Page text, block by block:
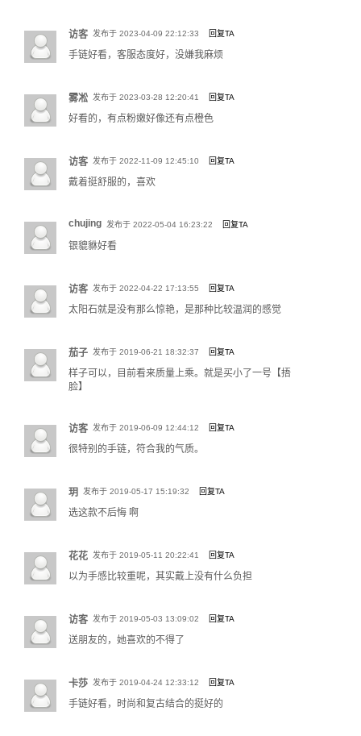
访客 发布于 2023-04-09 22:12:33 回复TA
手链好看，客服态度好，没嫌我麻烦
雾凇 发布于 2023-03-28 12:20:41 回复TA
好看的，有点粉嫩好像还有点橙色
访客 发布于 2022-11-09 12:45:10 回复TA
戴着挺舒服的，喜欢
chujing 发布于 2022-05-04 16:23:22 回复TA
银貔貅好看
访客 发布于 2022-04-22 17:13:55 回复TA
太阳石就是没有那么惊艳，是那种比较温润的感觉
茄子 发布于 2019-06-21 18:32:37 回复TA
样子可以，目前看来质量上乘。就是买小了一号【捂
脸】
访客 发布于 2019-06-09 12:44:12 回复TA
很特别的手链，符合我的气质。
玥 发布于 2019-05-17 15:19:32 回复TA
选这款不后悔 啊
花花 发布于 2019-05-11 20:22:41 回复TA
以为手感比较重呢，其实戴上没有什么负担
访客 发布于 2019-05-03 13:09:02 回复TA
送朋友的，她喜欢的不得了
卡莎 发布于 2019-04-24 12:33:12 回复TA
手链好看，时尚和复古结合的挺好的